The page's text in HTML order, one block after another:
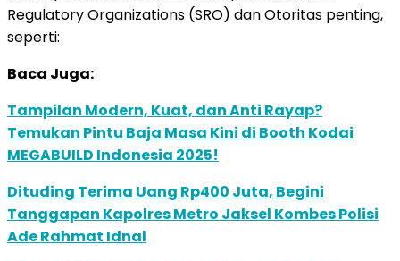
Regulatory Organizations (SRO) dan Otoritas penting,
seperti:
Baca Juga:
Tampilan Modern, Kuat, dan Anti Rayap?
Temukan Pintu Baja Masa Kini di Booth Kodai
MEGABUILD Indonesia 2025!
Dituding Terima Uang Rp400 Juta, Begini
Tanggapan Kapolres Metro Jaksel Kombes Polisi
Ade Rahmat Idnal